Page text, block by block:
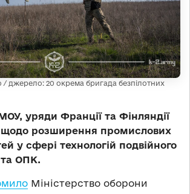
/ джерело: 20 окрема бригада безпілотних
уряди Франції та Фінляндії
щодо розширення промислових
у сфері технологій подвійного
ОПК.
Міністерство оборони